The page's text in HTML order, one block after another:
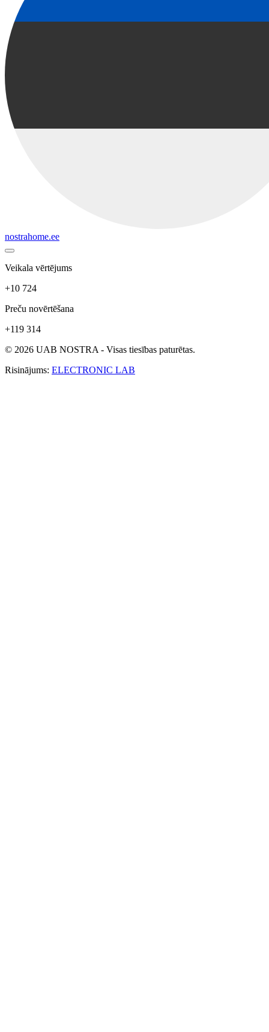
nostrahome.ee
Veikala vērtējums
+10 724
Preču novērtēšana
+119 314
© 2026 UAB NOSTRA - Visas tiesības paturētas.
Risinājums: ELECTRONIC LAB